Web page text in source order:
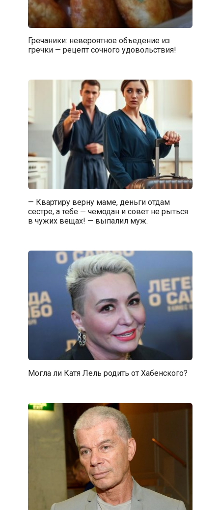
Гречаники: невероятное объедение из
гречки — рецепт сочного удовольствия!
— Квартиру верну маме, деньги отдам
сестре, а тебе — чемодан и совет не рыться
в чужих вещах! — выпалил муж.
Могла ли Катя Лель родить от Хабенского?